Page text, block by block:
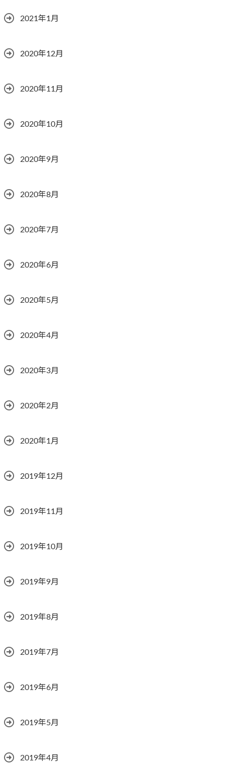
2021年1月
2020年12月
2020年11月
2020年10月
2020年9月
2020年8月
2020年7月
2020年6月
2020年5月
2020年4月
2020年3月
2020年2月
2020年1月
2019年12月
2019年11月
2019年10月
2019年9月
2019年8月
2019年7月
2019年6月
2019年5月
2019年4月